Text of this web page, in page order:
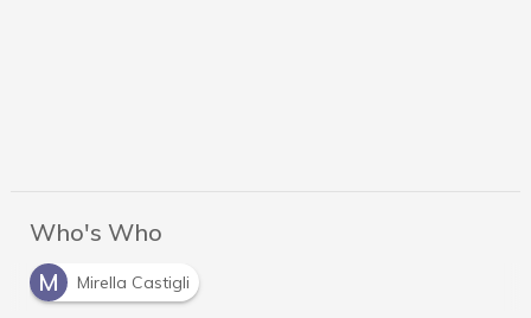
Who's Who
M
Mirella Castigli